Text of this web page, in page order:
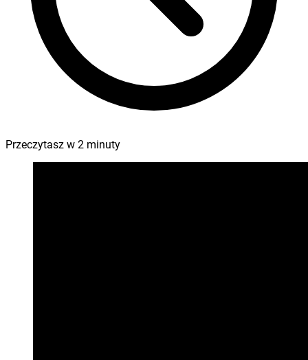
Przeczytasz w 2 minuty